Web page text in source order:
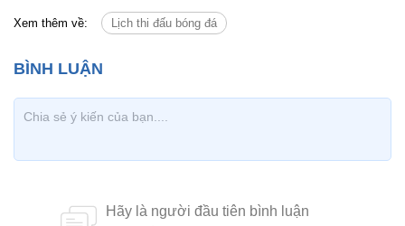
Xem thêm về: Lịch thi đấu bóng đá